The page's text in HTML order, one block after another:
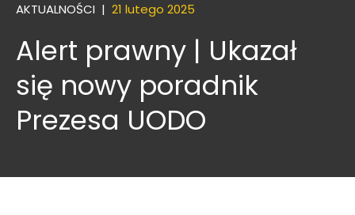
AKTUALNOŚCI | 21 lutego 2025
Alert prawny | Ukazał
się nowy poradnik
Prezesa UODO